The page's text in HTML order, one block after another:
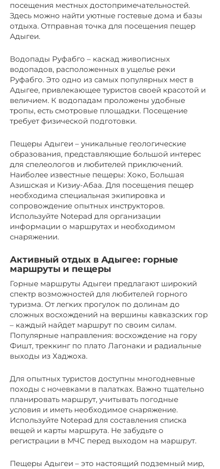
посещения местных достопримечательностей.
Здесь можно найти уютные гостевые дома и базы
отдыха. Отправная точка для посещения пещер
Адыгеи.
Водопады Руфабго – каскад живописных
водопадов, расположенных в ущелье реки
Руфабго. Это одно из самых популярных мест в
Адыгее, привлекающее туристов своей красотой и
величием. К водопадам проложены удобные
тропы, есть смотровые площадки. Посещение
требует физической подготовки.
Пещеры Адыгеи – уникальные геологические
образования, представляющие большой интерес
для спелеологов и любителей приключений.
Наиболее известные пещеры: Хоко, Большая
Азишская и Кизиу-Абаа. Для посещения пещер
необходима специальная экипировка и
сопровождение опытных инструкторов.
Используйте Notepad для организации
информации о маршрутах и необходимом
снаряжении.
Активный отдых в Адыгее: горные
маршруты и пещеры
Горные маршруты Адыгеи предлагают широкий
спектр возможностей для любителей горного
туризма. От легких прогулок по долинам до
сложных восхождений на вершины кавказских гор
– каждый найдет маршрут по своим силам.
Популярные направления: восхождение на гору
Фишт, треккинг по плато Лагонаки и радиальные
выходы из Хаджоха.
Для опытных туристов доступны многодневные
походы с ночевками в палатках. Важно тщательно
планировать маршрут, учитывать погодные
условия и иметь необходимое снаряжение.
Используйте Notepad для составления списка
вещей и карты маршрута. Не забудьте о
регистрации в МЧС перед выходом на маршрут.
Пещеры Адыгеи – это настоящий подземный мир,